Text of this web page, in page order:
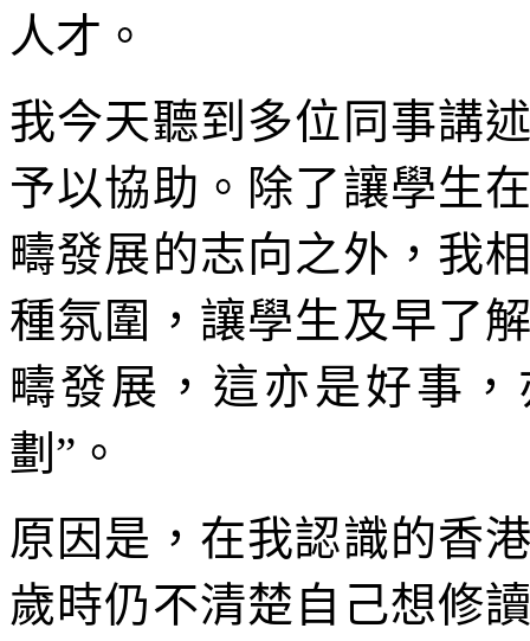
人才。
我今天聽到多位同事講
予以協助。除了讓學生
疇發展的志向之外，我
種氛圍，讓學生及早了
疇發展，這亦是好事
劃”。
原因是，在我認識的香
歲時仍不清楚自己想修